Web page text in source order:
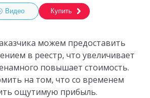
Видео Купить
можем предоставить
в реестр, что увеличивает
повышает стоимость.
на том, что со временем
ощутимую прибыль.